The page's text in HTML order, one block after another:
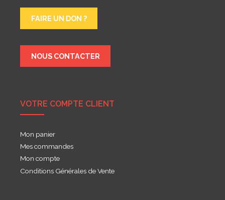
FAIRE UN DON ?
NOUS CONTACTER
VOTRE COMPTE CLIENT
Mon panier
Mes commandes
Mon compte
Conditions Générales de Vente